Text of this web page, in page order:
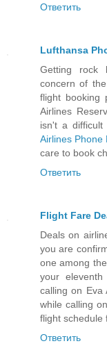
Ответить
Lufthansa
Getting rock
concern of
flight booking
Airlines
isn't a
Airlines Phone
care to book
Ответить
Flight Fare
Deals on
you are
one among
your
calling on Eva
while calling
flight schedule
Ответить